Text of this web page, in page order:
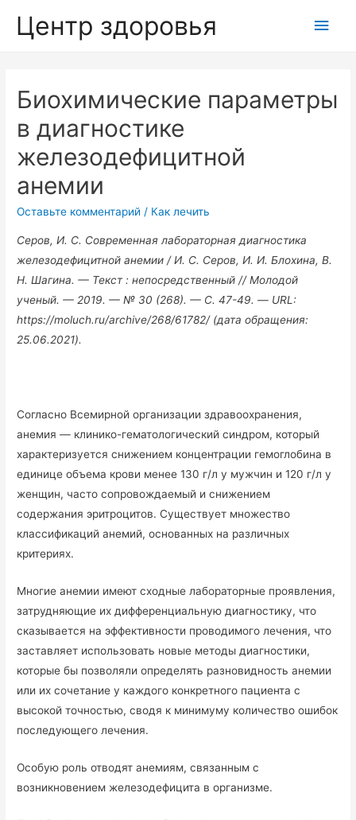
Центр здоровья
Биохимические параметры
в диагностике
железодефицитной
анемии
Оставьте комментарий / Как лечить
Серов, И. С. Современная лабораторная диагностика
железодефицитной анемии / И. С. Серов, И. И. Блохина, В.
Н. Шагина. — Текст : непосредственный // Молодой
ученый. — 2019. — № 30 (268). — С. 47-49. — URL:
https://moluch.ru/archive/268/61782/ (дата обращения:
25.06.2021).
Согласно Всемирной организации здравоохранения,
анемия — клинико-гематологический синдром, который
характеризуется снижением концентрации гемоглобина в
единице объема крови менее 130 г/л у мужчин и 120 г/л у
женщин, часто сопровождаемый и снижением
содержания эритроцитов. Существует множество
классификаций анемий, основанных на различных
критериях.
Многие анемии имеют сходные лабораторные проявления,
затрудняющие их дифференциальную диагностику, что
сказывается на эффективности проводимого лечения, что
заставляет использовать новые методы диагностики,
которые бы позволяли определять разновидность анемии
или их сочетание у каждого конкретного пациента с
высокой точностью, сводя к минимуму количество ошибок
последующего лечения.
Особую роль отводят анемиям, связанным с
возникновением железодефицита в организме.